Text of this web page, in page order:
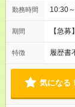
勤務時間 10:30
期間 【急
特徴 履歴書
気になる！